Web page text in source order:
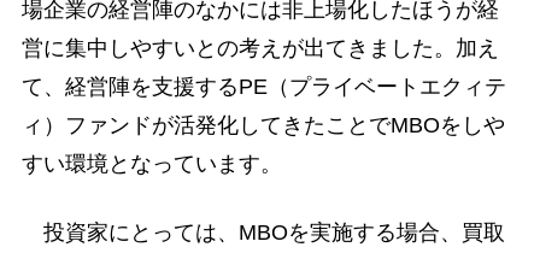
場企業の経営陣のなかには非上場化したほうが経
営に集中しやすいとの考えが出てきました。加え
て、経営陣を支援するPE（プライベートエクィテ
ィ）ファンドが活発化してきたことでMBOをしや
すい環境となっています。
投資家にとっては、MBOを実施する場合、買取